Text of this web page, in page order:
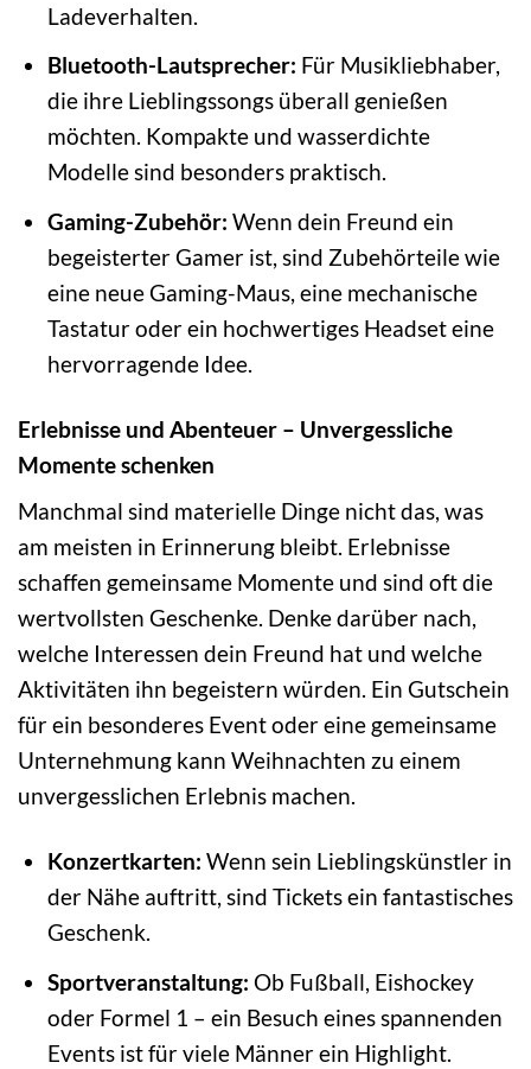
Ladeverhalten.
Bluetooth-Lautsprecher: Für Musikliebhaber,
die ihre Lieblingssongs überall genießen
möchten. Kompakte und wasserdichte
Modelle sind besonders praktisch.
Gaming-Zubehör: Wenn dein Freund ein
begeisterter Gamer ist, sind Zubehörteile wie
eine neue Gaming-Maus, eine mechanische
Tastatur oder ein hochwertiges Headset eine
hervorragende Idee.
Erlebnisse und Abenteuer – Unvergessliche
Momente schenken
Manchmal sind materielle Dinge nicht das, was
am meisten in Erinnerung bleibt. Erlebnisse
schaffen gemeinsame Momente und sind oft die
wertvollsten Geschenke. Denke darüber nach,
welche Interessen dein Freund hat und welche
Aktivitäten ihn begeistern würden. Ein Gutschein
für ein besonderes Event oder eine gemeinsame
Unternehmung kann Weihnachten zu einem
unvergesslichen Erlebnis machen.
Konzertkarten: Wenn sein Lieblingskünstler in
der Nähe auftritt, sind Tickets ein fantastisches
Geschenk.
Sportveranstaltung: Ob Fußball, Eishockey
oder Formel 1 – ein Besuch eines spannenden
Events ist für viele Männer ein Highlight.